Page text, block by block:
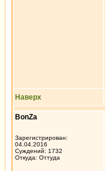
Наверх
BonZa
Зарегистрирован:
04.04.2016
Суждений: 1732
Откуда: Oттyдa